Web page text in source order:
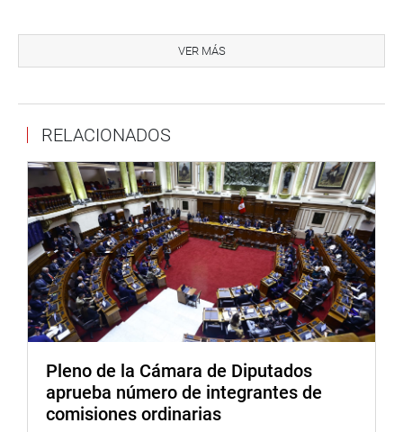
declara de interés nacional la investigación,
el desarrollo, la producción, la transformación, el
del hidrógeno verde como combustible y como vector
El Poder Ejecutivo, en un plazo no mayor de ciento
ochenta días calendario contados a partir de la entrada
en vigor de la presente ley, aprobará el reglamento y la
normativa adicional que sea necesaria para la aplicación
de esta ley, señala el dispositivo legal.
La norma está suscrita por el presidente del Congreso de
la República, Alejandro Soto Reyes y el primer
OFICINA DE COMUNICACIONES E IMAGEN
INSTITUCIONAL
VER MÁS
RELACIONADOS
Pleno de la Cámara de Diputados
aprueba número de integrantes de
comisiones ordinarias